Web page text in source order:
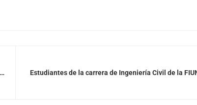
Estudiantes de la carrera de Ingeniería Civil de la